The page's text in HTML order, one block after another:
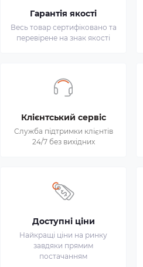
Гарантія якості
Весь товар сертифіковано та
перевірене на знак якості
Клієнтський сервіс
Служба підтримки клієнтів
24/7 без вихідних
Доступні ціни
Найкращі ціни на ринку
завдяки прямим
постачанням